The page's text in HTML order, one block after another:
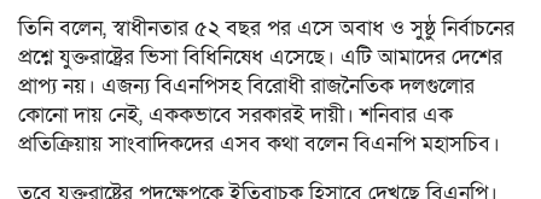
তিনি বলেন, স্বাধীনতার ৫২ বছর পর এসে অবাধ ও সুষ্ঠু নির্বাচনের
প্রশ্নে যুক্তরাষ্ট্রের ভিসা বিধিনিষেধ এসেছে। এটি আমাদের দেশের
প্রাপ্য নয়। এজন্য বিএনপিসহ বিরোধী রাজনৈতিক দলগুলোর
কোনো দায় নেই, এককভাবে সরকারই দায়ী। শনিবার এক
প্রতিক্রিয়ায় সাংবাদিকদের এসব কথা বলেন বিএনপি মহাসচিব।